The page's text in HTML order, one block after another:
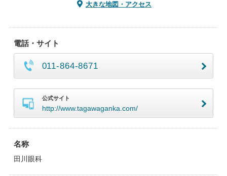
大きな地図・アクセス
電話・サイト
011-864-8671
公式サイト
http://www.tagawaganka.com/
名称
田川眼科